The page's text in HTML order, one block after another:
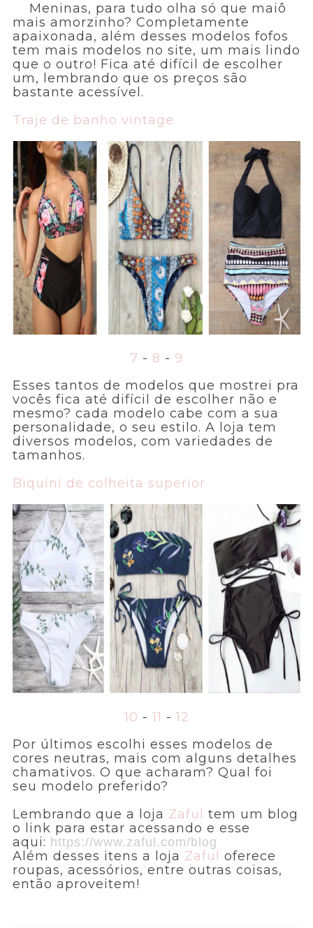
Meninas, para tudo olha só que maiô
mais amorzinho? Completamente
apaixonada, além desses modelos fofos
tem mais modelos no site, um mais lindo
que o outro! Fica até difícil de escolher
um, lembrando que os preços são
bastante acessível.
Traje de banho vintage
7 - 8 - 9
Esses tantos de modelos que mostrei pra
vocês fica até difícil de escolher não e
mesmo? cada modelo cabe com a sua
personalidade, o seu estilo. A loja tem
diversos modelos, com variedades de
tamanhos.
Biquíni de colheita superior
10 - 11 - 12
Por últimos escolhi esses modelos de
cores neutras, mais com alguns detalhes
chamativos. O que acharam? Qual foi
seu modelo preferido?
Lembrando que a loja Zaful
tem um blog
o link para estar acessando e esse
aqui: https://www.zaful.com/blog
Além desses itens a loja Zaful
oferece
roupas, acessórios, entre outras coisas,
então aproveitem!